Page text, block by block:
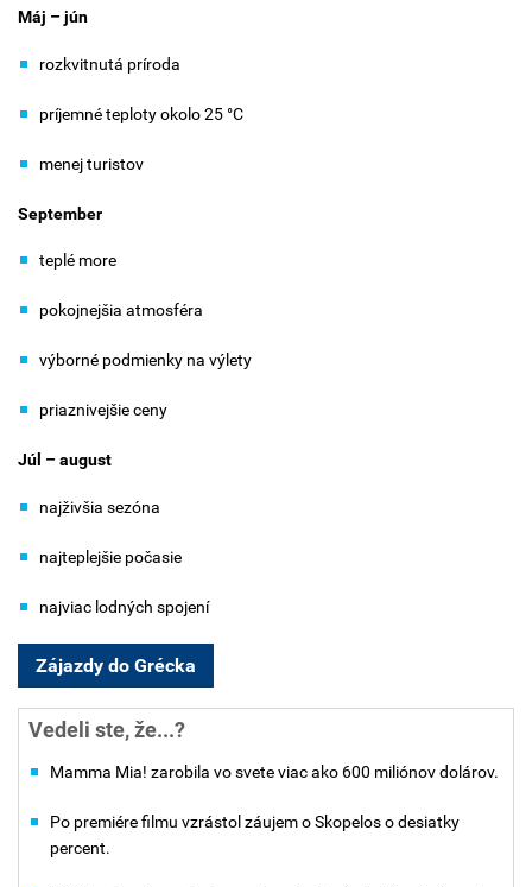
Máj – jún
rozkvitnutá príroda
príjemné teploty okolo 25 °C
menej turistov
September
teplé more
pokojnejšia atmosféra
výborné podmienky na výlety
priaznivejšie ceny
Júl – august
najživšia sezóna
najteplejšie počasie
najviac lodných spojení
Zájazdy do Grécka
Vedeli ste, že...?
Mamma Mia! zarobila vo svete viac ako 600 miliónov dolárov.
Po premiére filmu vzrástol záujem o Skopelos o desiatky
percent.